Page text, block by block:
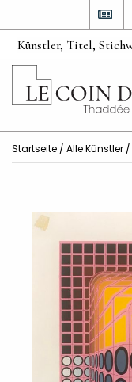
Startseite / Alle Künstler /